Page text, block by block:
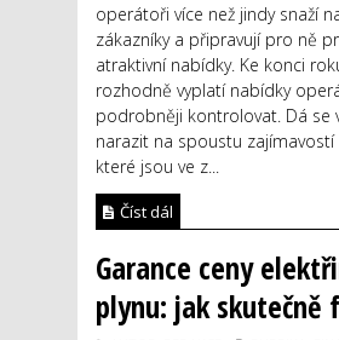
operátoři více než jindy snaží
zákazníky a připravují pro ně
atraktivní nabídky. Ke konci
rozhodně vyplatí nabídky
podrobněji kontrolovat. Dá se
narazit na spoustu zajímavostí
které jsou ve z...
Číst dál
Garance ceny
plynu: jak skutečně